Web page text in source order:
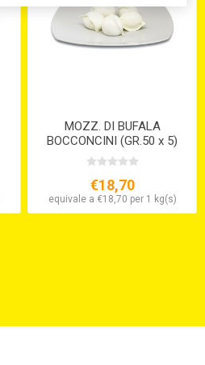
MOZZ. DI BUFALA
BOCCONCINI (GR.50 x 5)
€18,70
equivale a €18,70 per 1 kg(s)